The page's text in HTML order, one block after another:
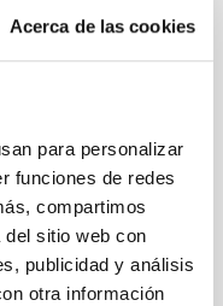
Acerca de las cookies
para personalizar
funciones de redes
compartimos
del sitio web con
publicidad y análisis
otra información
(QF-EHEA